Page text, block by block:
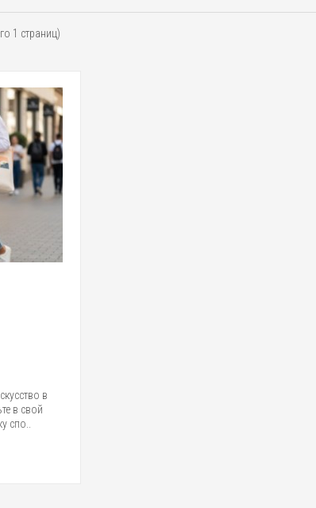
1 страниц)
в
в свой
спо..